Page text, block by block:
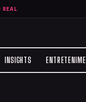
REAL
INSIGHTS